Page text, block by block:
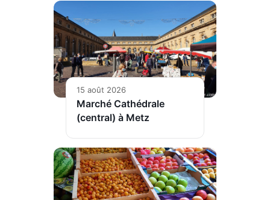
15 août 2026
Marché Cathédrale
(central) à Metz